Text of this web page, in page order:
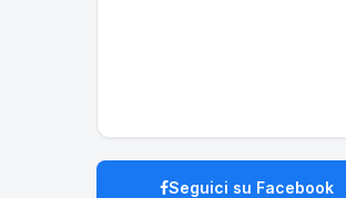
Seguici su Facebook